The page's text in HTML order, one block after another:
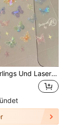
1 Stück Schmetterlings Und Laser Holographischer Sticker Mit Farbwechsel, Aufwendige Diy-sticker Für Notizbücher (hochwertig)